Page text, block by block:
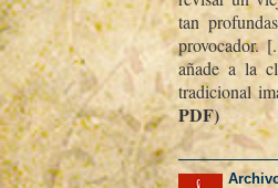
tan
provocador.
añade a la
tradicional
PDF)